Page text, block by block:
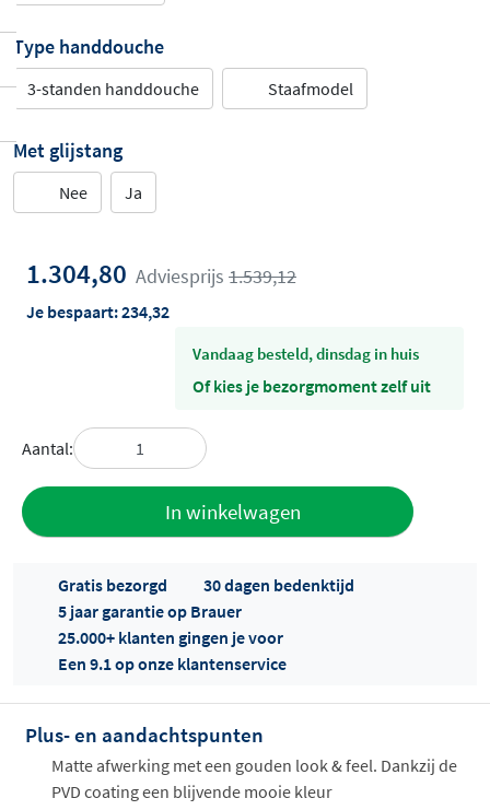
Type handdouche
3-standen handdouche Staafmodel
Met glijstang
Nee Ja
1.304,80 Adviesprijs 1.539,12
Je bespaart:234,32
vandaag besteld, dinsdag in huis
Of kies je bezorgmoment zelf uit
Aantal:
In winkelwagen
Offertes
ophalen...
Gratis bezorgd
30 dagen bedenktijd
5 jaar garantie op Brauer
25.000+ klanten gingen je voor
Een 9.1 op onze klantenservice
Plus- en aandachtspunten
Matte afwerking met een gouden look & feel. Dankzij de
PVD coating een blijvende mooie kleur